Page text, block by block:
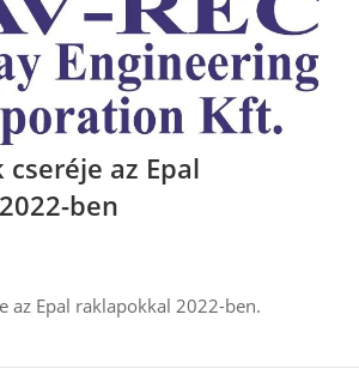
cseréje az Epal
ben
az Epal raklapokkal 2022-ben.